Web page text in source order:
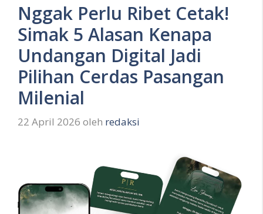
Nggak Perlu Ribet Cetak!
Simak 5 Alasan Kenapa
Undangan Digital Jadi
Pilihan Cerdas Pasangan
Milenial
22 April 2026 oleh redaksi